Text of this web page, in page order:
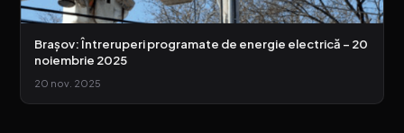
Brașov: Întreruperi programate de energie electrică – 20
noiembrie 2025
20 nov. 2025